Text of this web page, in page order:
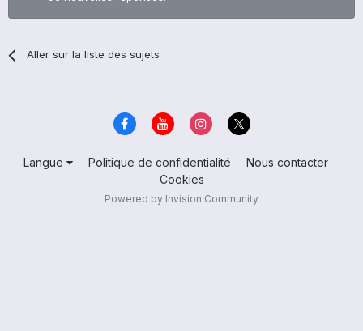
Aller sur la liste des sujets
Langue Politique de confidentialité
Nous contacter
Cookies
Powered by Invision Community